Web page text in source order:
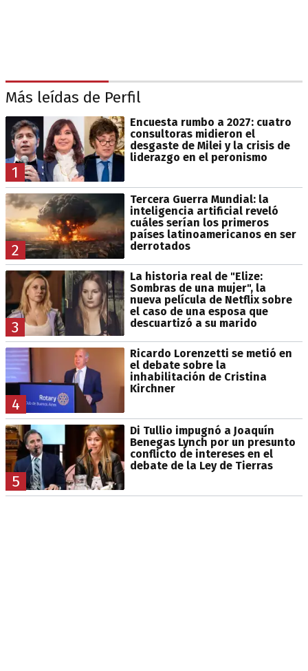
Más leídas de Perfil
1
Encuesta rumbo a 2027: cuatro
consultoras midieron el
desgaste de Milei y la crisis de
liderazgo en el peronismo
2
Tercera Guerra Mundial: la
inteligencia artificial reveló
cuáles serían los primeros
países latinoamericanos en ser
derrotados
3
La historia real de "Elize:
Sombras de una mujer", la
nueva película de Netflix sobre
el caso de una esposa que
descuartizó a su marido
4
Ricardo Lorenzetti se metió en
el debate sobre la
inhabilitación de Cristina
Kirchner
5
Di Tullio impugnó a Joaquín
Benegas Lynch por un presunto
conflicto de intereses en el
debate de la Ley de Tierras